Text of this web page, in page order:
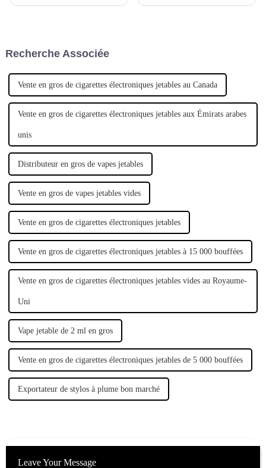
électronique rechargeable.
Recherche Associée
Vente en gros de cigarettes électroniques jetables au Canada
Vente en gros de cigarettes électroniques jetables aux Émirats arabes
unis
Distributeur en gros de vapes jetables
Vente en gros de vapes jetables vides
Vente en gros de cigarettes électroniques jetables
Vente en gros de cigarettes électroniques jetables à 15 000 bouffées
Vente en gros de cigarettes électroniques jetables vides au Royaume-
Uni
Vape jetable de 2 ml en gros
Vente en gros de cigarettes électroniques jetables de 5 000 bouffées
Exportateur de stylos à plume bon marché
Leave Your Message